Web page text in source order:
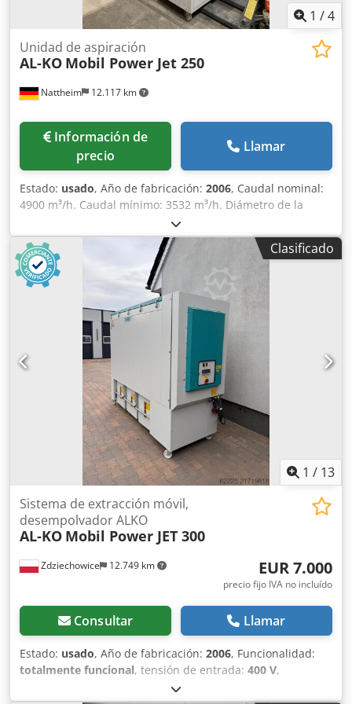
1 /4
Nattheim 12.117 km
Unidad de aspiración
AL-KO Mobil Power Jet 250
Información de
precio
Llamar
Estado: usado, Año de fabricación: 2006, Caudal nominal:
4900 m³/h. Caudal mínimo: 3532 m³/h. Diámetro de la
conexión de aspiración: 250 mm. Presión estática a caudal
mínimo: 2740 Pa. Presión de aire de conexión: 8,5 bar.
Motor: 6,5 kW. Ubicación del almacén: Nattheim. Dodpszl
Tdwsfx Al Seck
Clasificado
1 / 13
Zdziechowice 12.749 km
Sistema de extracción móvil,
desempolvador ALKO
AL-KO Mobil Power JET 300
EUR 7.000
precio fijo IVA no incluído
Consultar Llamar
Estado: usado, Año de fabricación: 2006, Funcionalidad:
totalmente funcional, tensión de entrada: 400 V,
50 Hz, tipo de corriente de entrada: